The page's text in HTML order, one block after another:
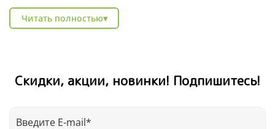
серии «Умные книжки», энциклопедии в сказках
Художественные серии
Книги для школьников— тренажёры, рабочие
В каталоге Clever легко найти подарок на любой случай:
Читать полностью▾
Скидки, акции, новинки! Подпишитесь!